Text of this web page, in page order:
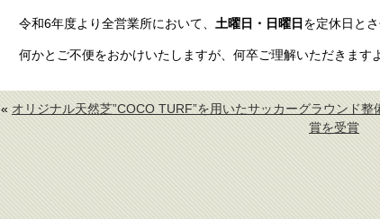
令和6年度より全営業所において、 土曜日・日曜日 を定休日と
何かとご不便をおかけいたしますが、何卒ご理解いただきます
«オリジナル天然芝”COCO TURF”を用いたサッカーグラウンド
賞を受賞